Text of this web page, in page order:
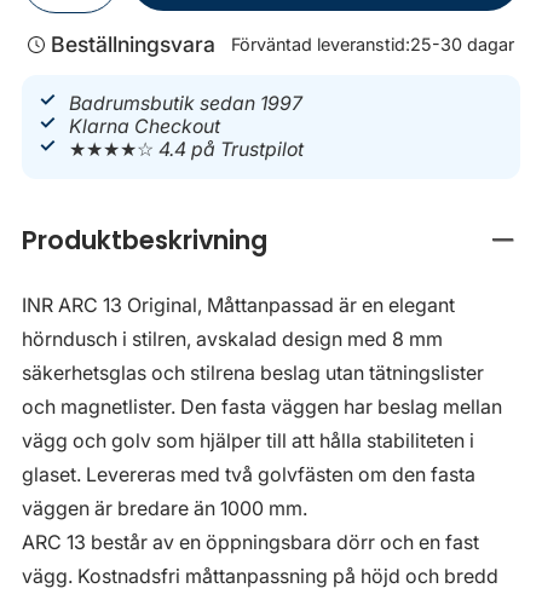
Beställningsvara Förväntad leveranstid:25-30 dagar
Badrumsbutik sedan 1997
Klarna Checkout
★★★★☆4.4 på Trustpilot
Produktbeskrivning
INR ARC 13 Original, Måttanpassad är en elegant
hörndusch i stilren, avskalad design med 8 mm
säkerhetsglas och stilrena beslag utan tätningslister
och magnetlister. Den fasta väggen har beslag mellan
vägg och golv som hjälper till att hålla stabiliteten i
glaset. Levereras med två golvfästen om den fasta
väggen är bredare än 1000 mm.
ARC 13 består av en öppningsbara dörr och en fast
vägg. Kostnadsfri måttanpassning på höjd och bredd